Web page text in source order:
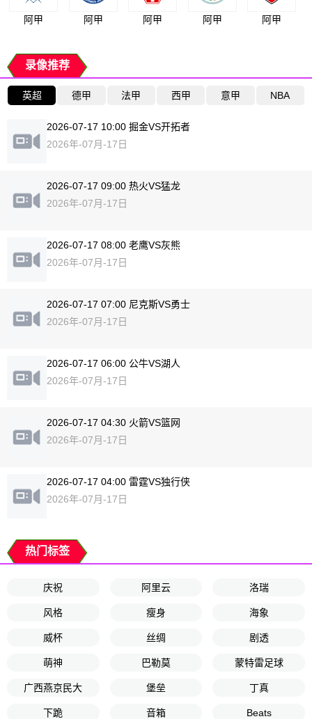
阿甲 阿甲 阿甲 阿甲 阿甲
录像推荐
英超 德甲 法甲 西甲 意甲 NBA
2026-07-17 10:00 掘金VS开拓者
2026年-07月-17日
2026-07-17 09:00 热火VS猛龙
2026年-07月-17日
2026-07-17 08:00 老鹰VS灰熊
2026年-07月-17日
2026-07-17 07:00 尼克斯VS勇士
2026年-07月-17日
2026-07-17 06:00 公牛VS湖人
2026年-07月-17日
2026-07-17 04:30 火箭VS篮网
2026年-07月-17日
2026-07-17 04:00 雷霆VS独行侠
2026年-07月-17日
热门标签
庆祝 阿里云 洛瑞
风格 瘦身 海象
威杯 丝绸 剧透
萌神 巴勒莫 蒙特雷足球
广西燕京民大 堡垒 丁真
下跪 音箱 Beats